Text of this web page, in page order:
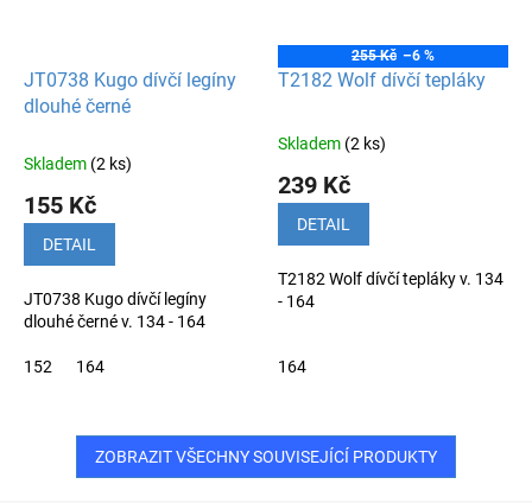
JT0738 Kugo dívčí legíny
dlouhé černé
Skladem (2 ks)
155 Kč
DETAIL
JT0738 Kugo dívčí legíny
dlouhé černé v. 134 - 164
152 164
255 Kč –6 %
T2182 Wolf dívčí tepláky
Průměrné
produktu
5
hvězdiček.
Skladem (2 ks)
239 Kč
DETAIL
T2182 Wolf dívčí tepláky v. 134
- 164
164
ZOBRAZIT VŠECHNY SOUVISEJÍCÍ PRODUKTY